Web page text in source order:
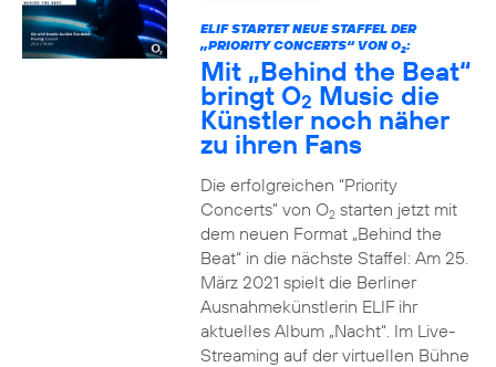
ELIF STARTET NEUE STAFFEL DER
„PRIORITY CONCERTS“ VON O2:
Mit „Behind the Beat“
bringt O2 Music die
Künstler noch näher
zu ihren Fans
Die erfolgreichen “Priority
Concerts” von O2starten jetzt mit
dem neuen Format „Behind the
Beat“ in die nächste Staffel: Am 25.
März 2021 spielt die Berliner
Ausnahmekünstlerin ELIF ihr
aktuelles Album „Nacht“. Im Live-
Streaming auf der virtuellen Bühne